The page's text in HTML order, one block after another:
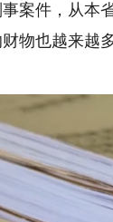
件，从本
物也越来越